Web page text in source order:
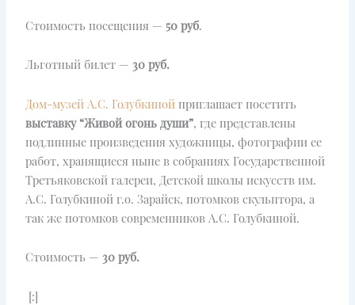
Стоимость посещения — 50 руб.
Льготный билет — 30 руб.
Дом-музей А.С. Голубкиной приглашает посетить
выставку “Живой огонь души”, где представлены
подлинные произведения художницы, фотографии ее
работ, хранящиеся ныне в собраниях Государственной
Третьяковской галереи, Детской школы искусств им.
А.С. Голубкиной г.о. Зарайск, потомков скульптора, а
так же потомков современников А.С. Голубкиной.
Стоимость — 30 руб.
[:]